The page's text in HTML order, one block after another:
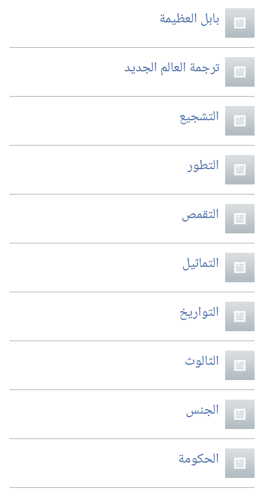
بابل العظيمة
ترجمة العالم الجديد
التشجيع
التطور
التقمص
التماثيل
التواريخ
الثالوث
الجنس
الحكومة